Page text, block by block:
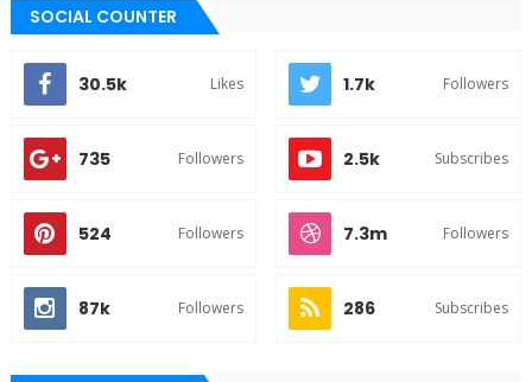
SOCIAL COUNTER
30.5k Likes 1.7k Followers
735 Followers 2.5k Subscribes
524 Followers 7.3m Followers
87k Followers 286 Subscribes